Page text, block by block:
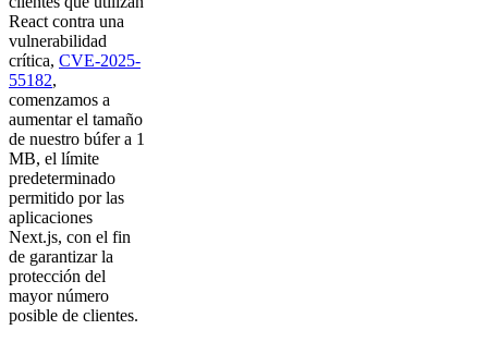
React contra una
vulnerabilidad
crítica, CVE-2025-
55182,
comenzamos a
aumentar el tamaño
de nuestro búfer a 1
MB, el límite
predeterminado
permitido por las
aplicaciones
Next.js, con el fin
de garantizar la
protección del
mayor número
posible de clientes.